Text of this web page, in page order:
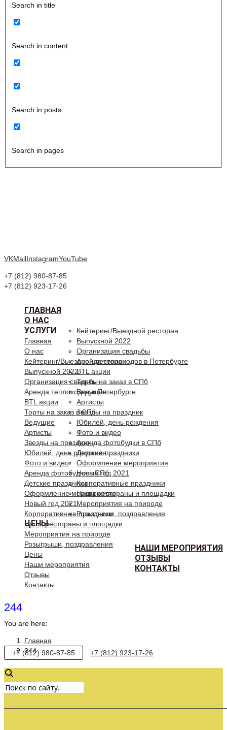
Search in title
Search in content
Search in posts
Search in pages
VKMailInstagramYouTube
+7 (812) 980-87-85
+7 (812) 923-17-26
ГЛАВНАЯ
О НАС
УСЛУГИ
Кейтеринг/Выездной ресторан
Выпускной 2022
Организация свадьбы
Аренда теплоходов в Петербурге
BTL акции
Торты на заказ в СПб
Ведущие
Артисты
Звезды на праздник
Юбилей, день рождения
Фото и видео
Аренда фотобудки в СПб
Детские праздники
Оформление мероприятия
Новый год 2021
Корпоративные праздники
Наши рестораны и площадки
Мероприятия на природе
Розыгрыши, поздравления
ЦЕНЫ
НАШИ МЕРОПРИЯТИЯ
ОТЗЫВЫ
КОНТАКТЫ
Главная
О нас
Кейтеринг/Выездной ресторан
Выпускной 2022
Организация свадьбы
Аренда теплоходов в Петербурге
BTL акции
Торты на заказ в СПб
Ведущие
Артисты
Звезды на праздник
Юбилей, день рождения
Фото и видео
Аренда фотобудки в СПб
Детские праздники
Оформление мероприятия
Новый год 2021
Корпоративные праздники
Наши рестораны и площадки
Мероприятия на природе
Розыгрыши, поздравления
Цены
Наши мероприятия
Отзывы
Контакты
244
You are here:
Главная
244
+7 (812) 980-87-85 +7 (812) 923-17-26